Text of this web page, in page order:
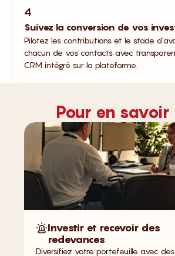
4
Suivez la conversion de vos
Pilotez les contributions et le stade
chacun de vos contacts avec
CRM intégré sur la plateforme.
Pour en savoir
Investir et recevoir des
redevances
Diversifiez votre portefeuille avec des